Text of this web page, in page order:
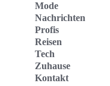
Mode
Nachrichten
Profis
Reisen
Tech
Zuhause
Kontakt